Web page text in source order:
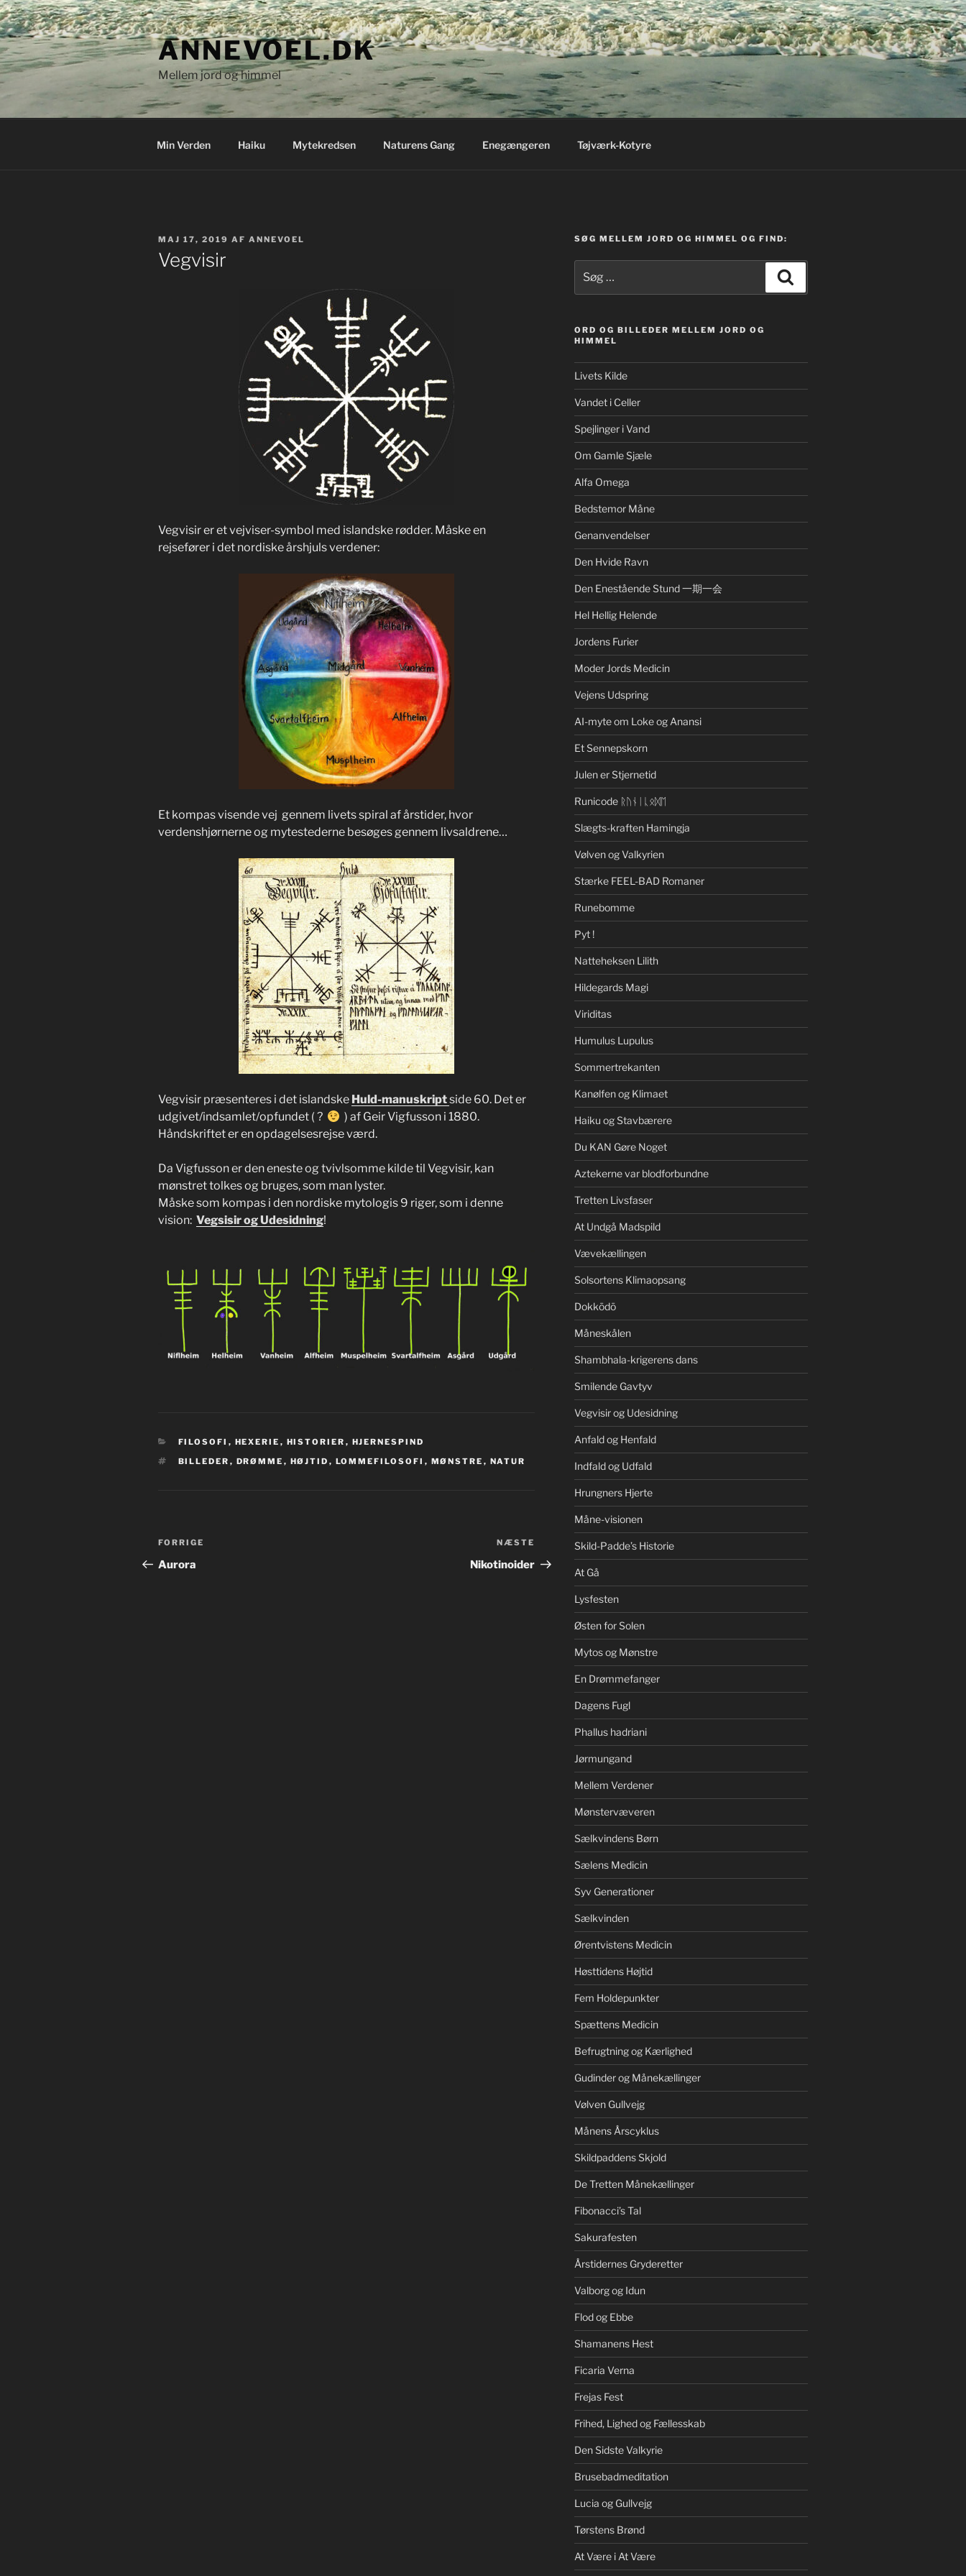
Videre
til
indhold
ANNEVOEL.DK
Mellem jord og himmel
Min Verden Haiku Mytekredsen Naturens Gang Enegængeren Tøjværk-Kotyre
UDGIVET
DEN
MAJ 17, 2019 AF ANNEVOEL
Vegvisir
Vegvisir er et vejviser-symbol med islandske rødder. Måske en
rejsefører i det nordiske årshjuls verdener:
Et kompas visende vej gennem livets spiral af årstider, hvor
verdenshjørnerne og mytestederne besøges gennem livsaldrene…
Vegvisir præsenteres i det islandske Huld-manuskriptside 60. Det er
udgivet/indsamlet/opfundet ( ?
) af Geir Vigfusson i 1880.
Håndskriftet er en opdagelsesrejse værd.
Da Vigfusson er den eneste og tvivlsomme kilde til Vegvisir, kan
mønstret tolkes og bruges, som man lyster.
Måske som kompas i den nordiske mytologis 9 riger, som i denne
vision: Vegsisir og Udesidning!
KATEGORIER
FILOSOFI , HEXERIE , HISTORIER , HJERNESPIND
TAGS
BILLEDER , DRØMME , HØJTID , LOMMEFILOSOFI , MØNSTRE , NATUR
Indlægsnavigation
Forrige
indlæg
FORRIGE
Aurora
indlæg
NÆSTE
Nikotinoider
SØG MELLEM JORD OG HIMMEL OG FIND:
efter:
ORD OG BILLEDER MELLEM JORD OG
HIMMEL
Livets Kilde
Vandet i Celler
Spejlinger i Vand
Om Gamle Sjæle
Alfa Omega
Bedstemor Måne
Genanvendelser
Den Hvide Ravn
Den Enestående Stund 一期一会
Hel Hellig Helende
Jordens Furier
Moder Jords Medicin
Vejens Udspring
AI-myte om Loke og Anansi
Et Sennepskorn
Julen er Stjernetid
Runicode ᚱᚢᚾᛁᚳᛟᛞᛖ
Slægts-kraften Hamingja
Vølven og Valkyrien
Stærke FEEL-BAD Romaner
Runebomme
Pyt !
Natteheksen Lilith
Hildegards Magi
Viriditas
Humulus Lupulus
Sommertrekanten
Kanølfen og Klimaet
Haiku og Stavbærere
Du KAN Gøre Noget
Aztekerne var blodforbundne
Tretten Livsfaser
At Undgå Madspild
Vævekællingen
Solsortens Klimaopsang
Dokkōdō
Måneskålen
Shambhala-krigerens dans
Smilende Gavtyv
Vegvisir og Udesidning
Anfald og Henfald
Indfald og Udfald
Hrungners Hjerte
Måne-visionen
Skild-Padde’s Historie
At Gå
Lysfesten
Østen for Solen
Mytos og Mønstre
En Drømmefanger
Dagens Fugl
Phallus hadriani
Jørmungand
Mellem Verdener
Mønstervæveren
Sælkvindens Børn
Sælens Medicin
Syv Generationer
Sælkvinden
Ørentvistens Medicin
Høsttidens Højtid
Fem Holdepunkter
Spættens Medicin
Befrugtning og Kærlighed
Gudinder og Månekællinger
Vølven Gullvejg
Månens Årscyklus
Skildpaddens Skjold
De Tretten Månekællinger
Fibonacci’s Tal
Sakurafesten
Årstidernes Gryderetter
Valborg og Idun
Flod og Ebbe
Shamanens Hest
Ficaria Verna
Frejas Fest
Frihed, Lighed og Fællesskab
Den Sidste Valkyrie
Brusebadmeditation
Lucia og Gullvejg
Tørstens Brønd
At Være i At Være